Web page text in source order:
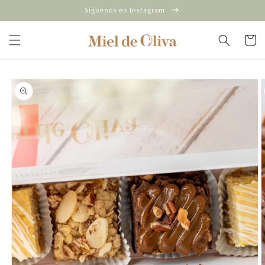
al contenido
Síguenos en Instagram
Carrito
directamente
a la
información
del producto